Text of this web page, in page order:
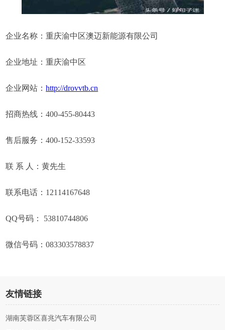
企业名称：重庆渝中区澳迈新能源有限公司
企业地址：重庆渝中区
企业网站：http://drovvtb.cn
招商热线：400-455-80443
售后服务：400-152-33593
联 系 人：黄先生
联系电话：12114167648
QQ号码： 53810744806
微信号码：083303578837
友情链接
湖南芙蓉区喜兆汽车有限公司